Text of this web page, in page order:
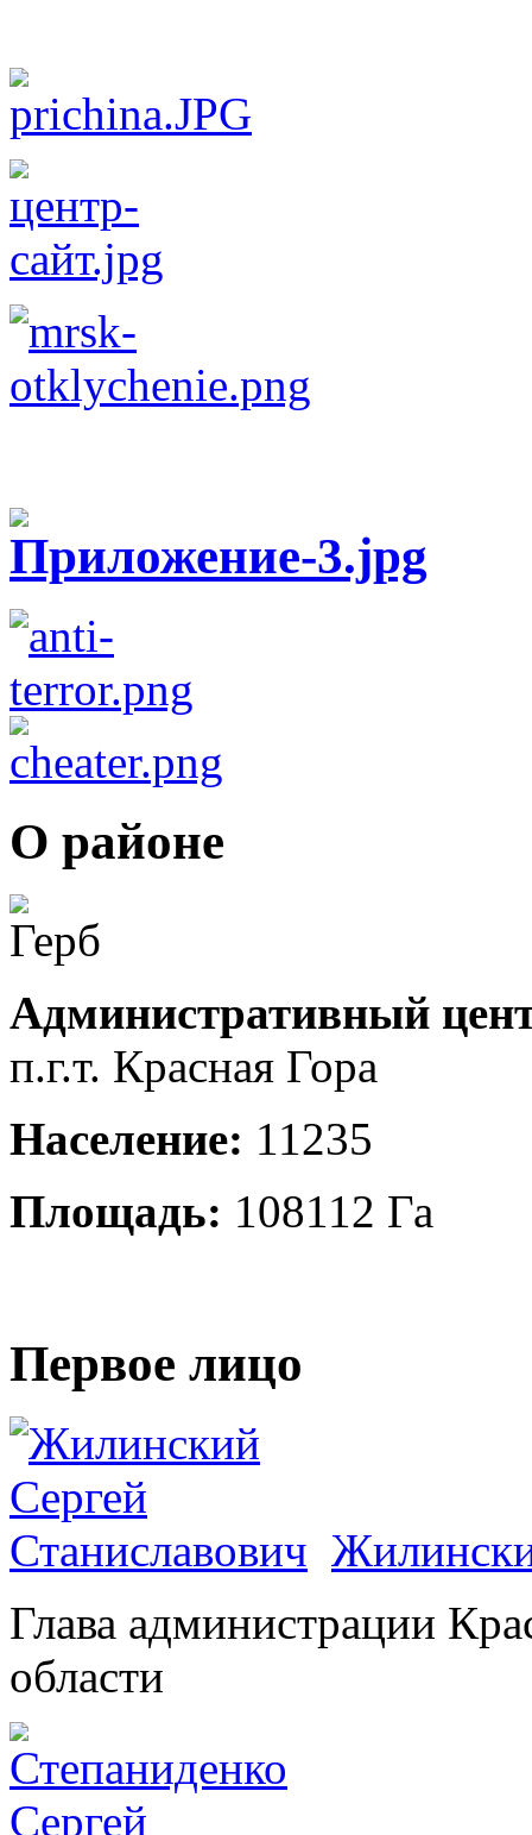
О районе
Административный
п.г.т. Красная Гора
Население: 11235
Площадь: 108112 Га
Первое лицо
Глава администрации
области